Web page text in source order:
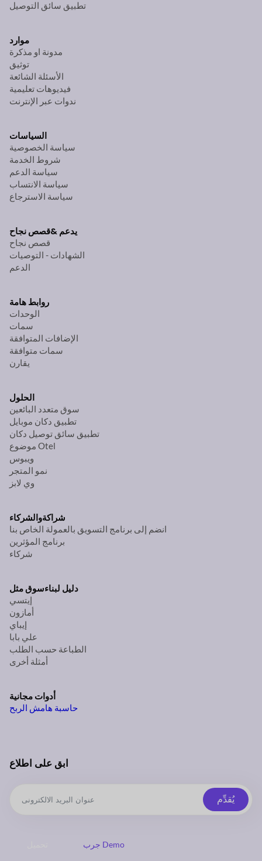
تطبيق سائق التوصيل
موارد
مدونة او مذكرة
توثيق
الأسئلة الشائعة
فيديوهات تعليمية
ندوات عبر الإنترنت
السياسات
سياسة الخصوصية
شروط الخدمة
سياسة الدعم
سياسة الانتساب
سياسة الاسترجاع
يدعم &قصص نجاح
قصص نجاح
الشهادات - التوصيات
الدعم
روابط هامة
الوحدات
سمات
الإضافات المتوافقة
سمات متوافقة
يقارن
الحلول
سوق متعدد البائعين
تطبيق دكان موبايل
تطبيق سائق توصيل دكان
موضوع Otel
ويبوس
نمو المتجر
وي لابز
شراكةوالشركاء
انضم إلى برنامج التسويق بالعمولة الخاص بنا
برنامج المؤثرين
شركاء
دليل لبناءسوق مثل
إيتسي
أمازون
إيباي
علي بابا
الطباعة حسب الطلب
أمثلة أخرى
أدوات مجانية
حاسبة هامش الربح
ابق على اطلاع
يُقدِّم
جرب Demo